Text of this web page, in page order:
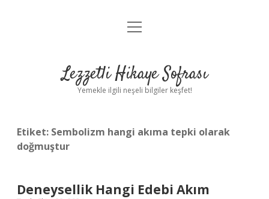
Anasayfa
Yasal Uyarı
menüyü
Lezzetli Hikaye Sofrası
Yemekle ilgili neşeli bilgiler keşfet!
Etiket: Sembolizm hangi akıma tepki olarak
doğmuştur
Deneysellik Hangi Edebi Akım